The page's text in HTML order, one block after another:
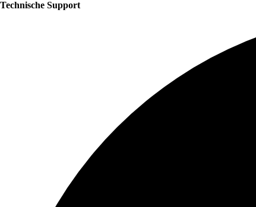
Technische Support